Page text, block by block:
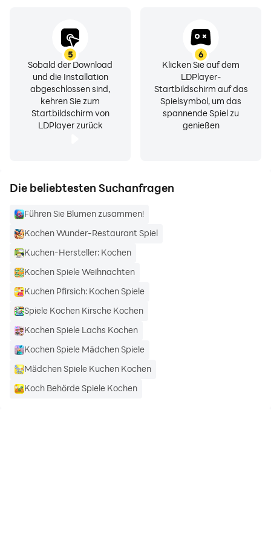
5
Sobald der Download
und die Installation
abgeschlossen sind,
kehren Sie zum
Startbildschirm von
LDPlayer zurück
6
Klicken Sie auf dem
LDPlayer-
Startbildschirm auf das
Spielsymbol, um das
spannende Spiel zu
genießen
Die beliebtesten Suchanfragen
Führen Sie Blumen zusammen!
Kochen Wunder-Restaurant Spiel
Kuchen-Hersteller: Kochen
Kochen Spiele Weihnachten
Kuchen Pfirsich: Kochen Spiele
Spiele Kochen Kirsche Kochen
Kochen Spiele Lachs Kochen
Kochen Spiele Mädchen Spiele
Mädchen Spiele Kuchen Kochen
Koch Behörde Spiele Kochen